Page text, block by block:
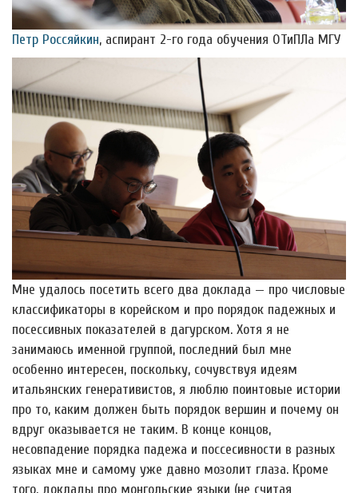
Петр Россяйкин, аспирант 2-го года обучения ОТиПЛа МГУ
Мне удалось посетить всего два доклада — про числовые
классификаторы в корейском и про порядок падежных и
посессивных показателей в дагурском. Хотя я не
занимаюсь именной группой, последний был мне
особенно интересен, поскольку, сочувствуя идеям
итальянских генеративистов, я люблю поинтовые истории
про то, каким должен быть порядок вершин и почему он
вдруг оказывается не таким. В конце концов,
несовпадение порядка падежа и поссесивности в разных
языках мне и самому уже давно мозолит глаза. Кроме
того, доклады про монгольские языки (не считая